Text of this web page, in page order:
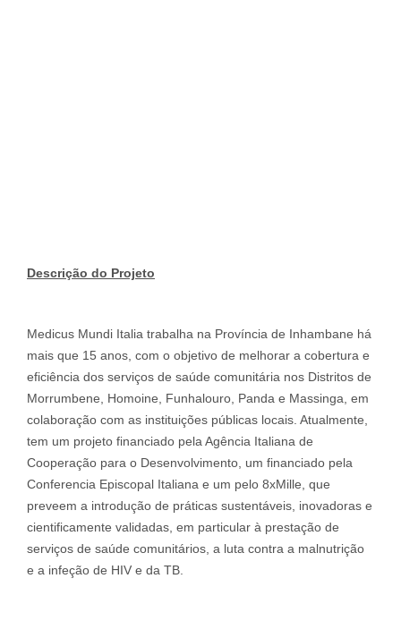
Descrição do Projeto
Medicus Mundi Italia trabalha na Província de Inhambane há
mais que 15 anos, com o objetivo de melhorar a cobertura e
eficiência dos serviços de saúde comunitária nos Distritos de
Morrumbene, Homoine, Funhalouro, Panda e Massinga, em
colaboração com as instituições públicas locais. Atualmente,
tem um projeto financiado pela Agência Italiana de
Cooperação para o Desenvolvimento, um financiado pela
Conferencia Episcopal Italiana e um pelo 8xMille, que
preveem a introdução de práticas sustentáveis, inovadoras e
cientificamente validadas, em particular à prestação de
serviços de saúde comunitários, a luta contra a malnutrição
e a infeção de HIV e da TB.